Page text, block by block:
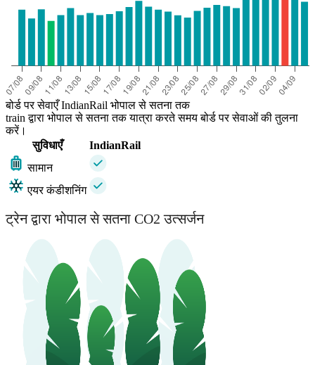
बोर्ड पर सेवाएँ IndianRail भोपाल से सतना तक
train द्वारा भोपाल से सतना तक यात्रा करते समय बोर्ड पर सेवाओं की तुलना
करें।
सुविधाएँ
IndianRail
सामान
एयर कंडीशनिंग
ट्रेन द्वारा भोपाल से सतना CO2 उत्सर्जन